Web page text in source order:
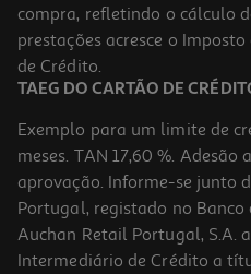
compra, refletindo o cálculo
prestações acresce o
de Crédito.
TAEG DO CARTÃO DE
Exemplo para um limite de
meses. TAN 17,60 %.
aprovação. Informe-se junto
Portugal, registado no Banco
Auchan Retail Portugal, S.A.
Intermediário de Crédito a